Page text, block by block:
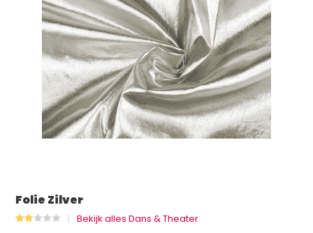
Folie Zilver
Bekijk alles Dans & Theater